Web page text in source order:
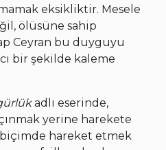
eksikliktir. Mesele
ölüsüne sahip
Ceyran bu duyguyu
bir şekilde kaleme
adlı eserinde,
yerine harekete
hareket etmek